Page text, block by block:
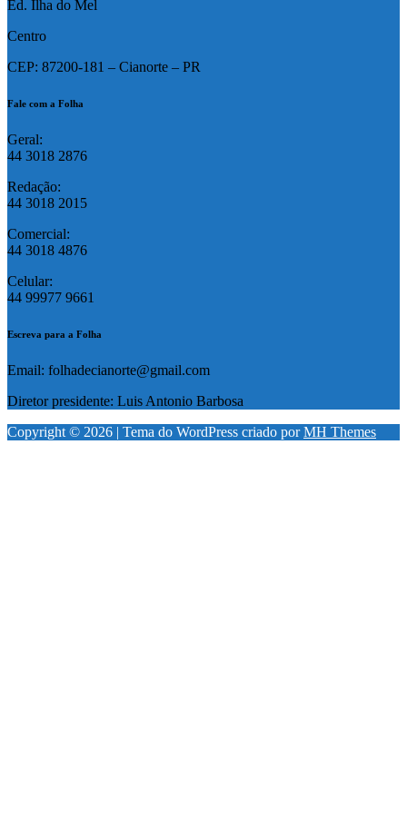
Ed. Ilha do Mel
Centro
CEP: 87200-181 – Cianorte – PR
Fale com a Folha
Geral:
44 3018 2876
Redação:
44 3018 2015
Comercial:
44 3018 4876
Celular:
44 99977 9661
Escreva para a Folha
Email: folhadecianorte@gmail.com
Diretor presidente: Luis Antonio Barbosa
Copyright © 2026 | Tema do WordPress criado porMH Themes